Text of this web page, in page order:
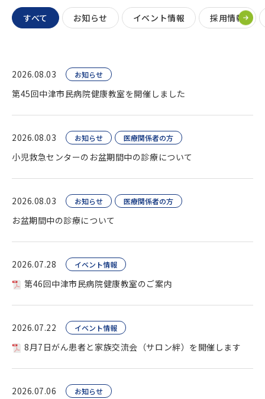
すべて お知らせ イベント情報 採用情報
2026.08.03 お知らせ
第45回中津市民病院健康教室を開催しました
2026.08.03 お知らせ 医療関係者の方
小児救急センターのお盆期間中の診療について
2026.08.03 お知らせ 医療関係者の方
お盆期間中の診療について
2026.07.28 イベント情報
第46回中津市民病院健康教室のご案内
2026.07.22 イベント情報
8月7日がん患者と家族交流会（サロン絆）を開催します
2026.07.06 お知らせ